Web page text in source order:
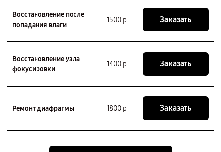
Восстановление после
попадания влаги
1500 р Заказать
Восстановление узла
фокусировки
1400 р Заказать
Ремонт диафрагмы 1800 р Заказать